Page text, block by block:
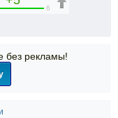
6
без рекламы!